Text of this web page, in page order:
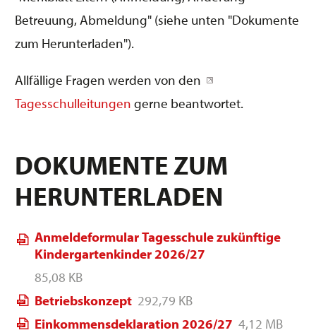
Betreuung, Abmeldung" (siehe unten "Dokumente
zum Herunterladen").
Allfällige Fragen werden von den
Tagesschulleitungen gerne beantwortet.
DOKUMENTE ZUM
HERUNTERLADEN
Anmeldeformular Tagesschule zukünftige
Kindergartenkinder 2026/27
85,08 KB
Betriebskonzept 292,79 KB
Einkommensdeklaration 2026/27 4,12 MB